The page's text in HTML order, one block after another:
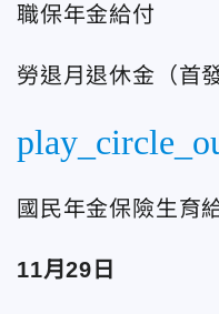
職保年金給付
勞退月退休金（首
國民年金保險生育
11月29日